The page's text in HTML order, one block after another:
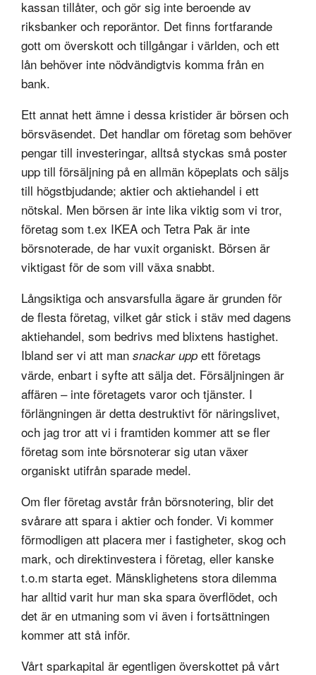
kassan tillåter, och gör sig inte beroende av
riksbanker och reporäntor. Det finns fortfarande
gott om överskott och tillgångar i världen, och ett
lån behöver inte nödvändigtvis komma från en
bank.
Ett annat hett ämne i dessa kristider är börsen och
börsväsendet. Det handlar om företag som behöver
pengar till investeringar, alltså styckas små poster
upp till försäljning på en allmän köpeplats och säljs
till högstbjudande; aktier och aktiehandel i ett
nötskal. Men börsen är inte lika viktig som vi tror,
företag som t.ex IKEA och Tetra Pak är inte
börsnoterade, de har vuxit organiskt. Börsen är
viktigast för de som vill växa snabbt.
Långsiktiga och ansvarsfulla ägare är grunden för
de flesta företag, vilket går stick i stäv med dagens
aktiehandel, som bedrivs med blixtens hastighet.
Ibland ser vi att man snackar upp ett företags
värde, enbart i syfte att sälja det. Försäljningen är
affären – inte företagets varor och tjänster. I
förlängningen är detta destruktivt för näringslivet,
och jag tror att vi i framtiden kommer att se fler
företag som inte börsnoterar sig utan växer
organiskt utifrån sparade medel.
Om fler företag avstår från börsnotering, blir det
svårare att spara i aktier och fonder. Vi kommer
förmodligen att placera mer i fastigheter, skog och
mark, och direktinvestera i företag, eller kanske
t.o.m starta eget. Mänsklighetens stora dilemma
har alltid varit hur man ska spara överflödet, och
det är en utmaning som vi även i fortsättningen
kommer att stå inför.
Vårt sparkapital är egentligen överskottet på vårt